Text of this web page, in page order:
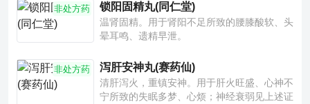
非处方药 锁阳固精丸(同仁堂)
温肾固精。用于肾阳不足所致的腰膝酸软、头
晕耳鸣、遗精早泄。
非处方药 泻肝安神丸(赛药仙)
清肝泻火，重镇安神。用于肝火旺盛、心神不
宁所致的失眠多梦、心烦；神经衰弱见上述证